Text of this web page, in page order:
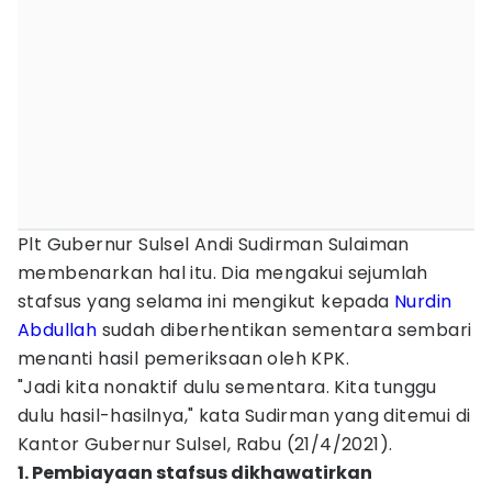
Plt Gubernur Sulsel Andi Sudirman Sulaiman
membenarkan hal itu. Dia mengakui sejumlah
stafsus yang selama ini mengikut kepada Nurdin
Abdullah sudah diberhentikan sementara sembari
menanti hasil pemeriksaan oleh KPK.
"Jadi kita nonaktif dulu sementara. Kita tunggu
dulu hasil-hasilnya," kata Sudirman yang ditemui di
Kantor Gubernur Sulsel, Rabu (21/4/2021).
1. Pembiayaan stafsus dikhawatirkan